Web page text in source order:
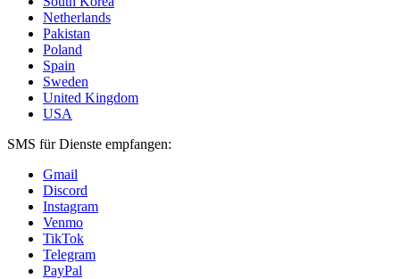
Netherlands
Pakistan
Poland
Spain
Sweden
United Kingdom
USA
SMS für Dienste empfangen:
Gmail
Discord
Instagram
Venmo
TikTok
Telegram
PayPal